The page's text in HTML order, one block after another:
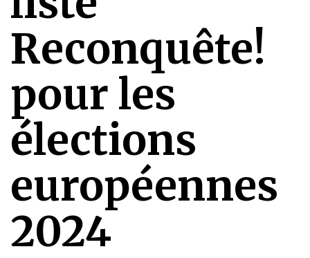
Reconquête!
pour les
élections
européennes
2024